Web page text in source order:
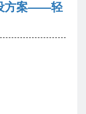
方案——轻